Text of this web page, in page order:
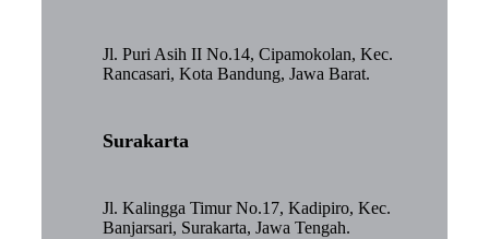
Jl. Puri Asih II No.14, Cipamokolan, Kec.
Rancasari, Kota Bandung, Jawa Barat.
Surakarta
Jl. Kalingga Timur No.17, Kadipiro, Kec.
Banjarsari, Surakarta, Jawa Tengah.